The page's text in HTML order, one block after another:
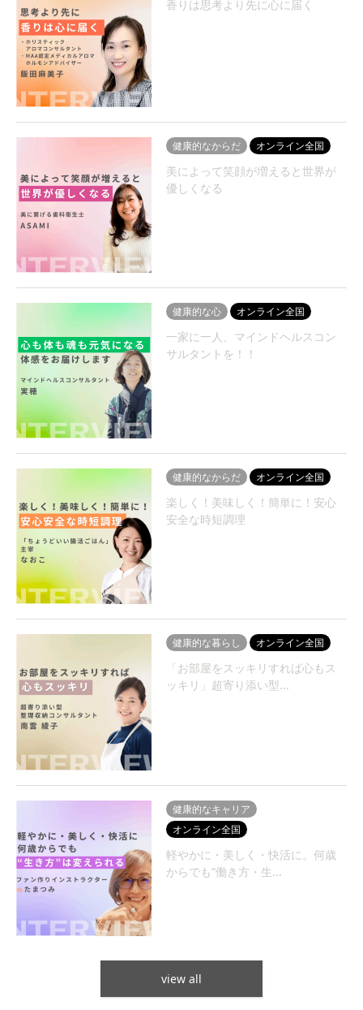
香りは思考より先に心に届く
健康的なからだ オンライン全国
美によって笑顔が増えると世界が
優しくなる
健康的な心 オンライン全国
一家に一人、マインドヘルスコン
サルタントを！！
健康的なからだ オンライン全国
楽しく！美味しく！簡単に！安心
安全な時短調理
健康的な暮らし オンライン全国
「お部屋をスッキリすれば心もス
ッキリ」超寄り添い型...
健康的なキャリア
オンライン全国
軽やかに・美しく・快活に。何歳
からでも“働き方・生...
view all